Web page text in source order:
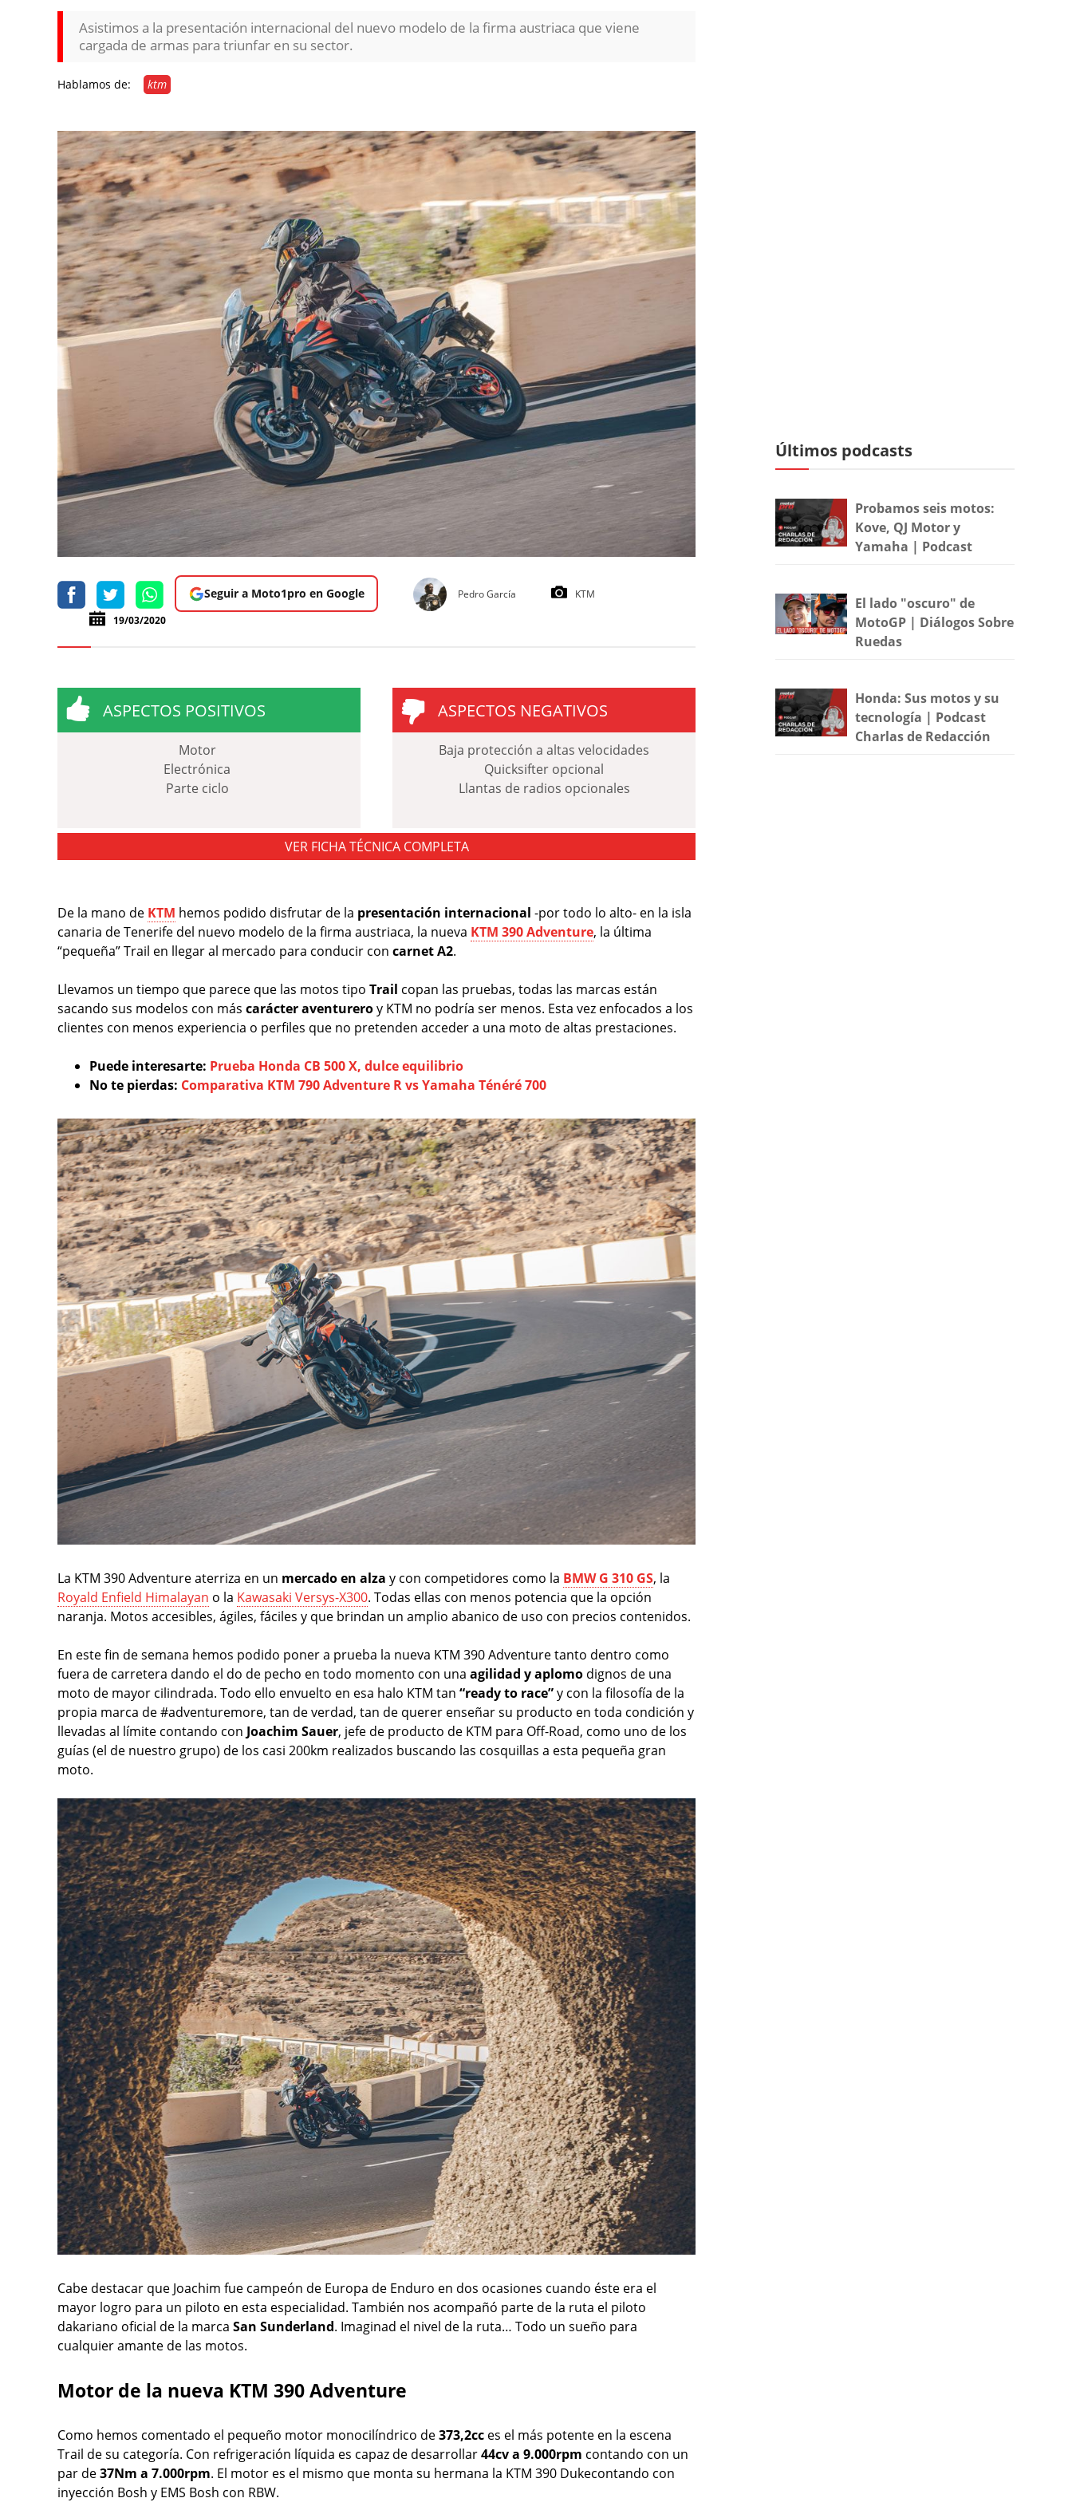
Asistimos a la presentación internacional del nuevo modelo de la firma austriaca que viene
cargada de armas para triunfar en su sector.
Hablamos de: ktm
Seguir a Moto1pro en Google Pedro García
KTM
19/03/2020
ASPECTOS POSITIVOS
Motor
Electrónica
Parte ciclo
ASPECTOS NEGATIVOS
Baja protección a altas velocidades
Quicksifter opcional
Llantas de radios opcionales
VER FICHA TÉCNICA COMPLETA
De la mano de KTM hemos podido disfrutar de la presentación internacional -por todo lo alto- en la isla
canaria de Tenerife del nuevo modelo de la firma austriaca, la nueva KTM 390 Adventure, la última
“pequeña” Trail en llegar al mercado para conducir con carnet A2.
Llevamos un tiempo que parece que las motos tipo Trail copan las pruebas, todas las marcas están
sacando sus modelos con más carácter aventureroy KTM no podría ser menos. Esta vez enfocados a los
clientes con menos experiencia o perfiles que no pretenden acceder a una moto de altas prestaciones.
Puede interesarte: Prueba Honda CB 500 X, dulce equilibrio
No te pierdas: Comparativa KTM 790 Adventure R vs Yamaha Ténéré 700
La KTM 390 Adventure aterriza en un mercado en alza y con competidores como la BMW G 310 GS, la
Royald Enfield Himalayan o la Kawasaki Versys-X300. Todas ellas con menos potencia que la opción
naranja. Motos accesibles, ágiles, fáciles y que brindan un amplio abanico de uso con precios contenidos.
En este fin de semana hemos podido poner a prueba la nueva KTM 390 Adventure tanto dentro como
fuera de carretera dando el do de pecho en todo momento con una agilidad y aplomo dignos de una
moto de mayor cilindrada. Todo ello envuelto en esa halo KTM tan “ready to race”y con la filosofía de la
propia marca de #adventuremore, tan de verdad, tan de querer enseñar su producto en toda condición y
llevadas al límite contando con Joachim Sauer, jefe de producto de KTM para Off-Road, como uno de los
guías (el de nuestro grupo) de los casi 200km realizados buscando las cosquillas a esta pequeña gran
moto.
Cabe destacar que Joachim fue campeón de Europa de Enduro en dos ocasiones cuando éste era el
mayor logro para un piloto en esta especialidad. También nos acompañó parte de la ruta el piloto
dakariano oficial de la marca San Sunderland. Imaginad el nivel de la ruta… Todo un sueño para
cualquier amante de las motos.
Motor de la nueva KTM 390 Adventure
Como hemos comentado el pequeño motor monocilíndrico de373,2cc es el más potente en la escena
Trail de su categoría. Con refrigeración líquida es capaz de desarrollar44cv a 9.000rpm contando con un
par de37Nm a 7.000rpm. El motor es el mismo que monta su hermana la KTM 390 Dukecontando con
inyección Bosh y EMS Bosh con RBW.
Últimos podcasts
Probamos seis motos:
Kove, QJ Motor y
Yamaha | Podcast
El lado "oscuro" de
MotoGP | Diálogos Sobre
Ruedas
Honda: Sus motos y su
tecnología | Podcast
Charlas de Redacción